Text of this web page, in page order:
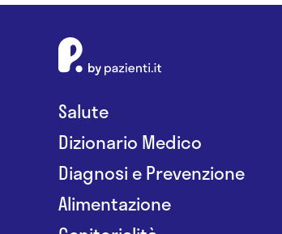
Salute
Dizionario Medico
Diagnosi e Prevenzione
Alimentazione